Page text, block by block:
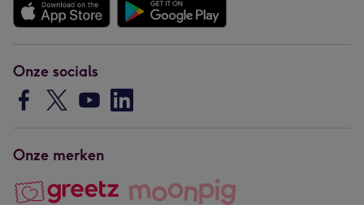
Onze socials
Onze merken